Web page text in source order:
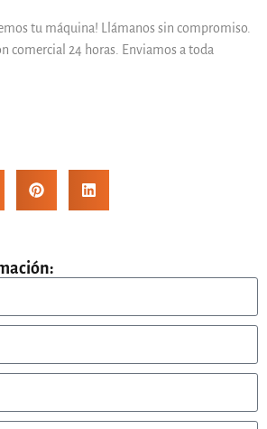
tu máquina! Llámanos sin compromiso.
comercial 24 horas. Enviamos a toda